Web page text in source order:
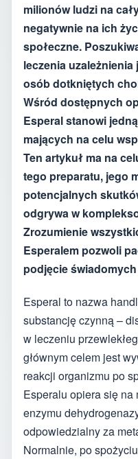
milionów ludzi na
negatywnie na ich
społeczne.
leczenia
osób dotkniętych
Wśród dostępnych
Esperal stanowi
mających na celu
Ten artykuł ma na
tego preparatu, jego
potencjalnych
odgrywa w
Zrozumienie
Esperalem pozwoli
podjęcie
Esperal to nazwa
substancję czynną –
w leczeniu
głównym celem jest
reakcji organizmu po
Esperalu opiera się
enzymu
odpowiedzialny za
Normalnie, po